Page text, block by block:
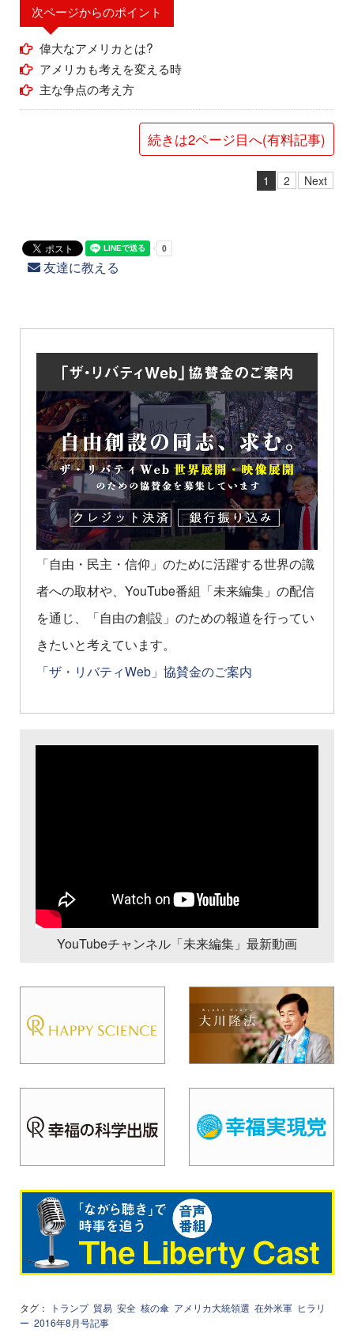
次ページからのポイント
偉大なアメリカとは?
アメリカも考えを変える時
主な争点の考え方
続きは2ページ目へ(有料記事)
1 2 Next
友達に教える
「自由・民主・信仰」のために活躍する世界の識
者への取材や、YouTube番組「未来編集」の配信
を通じ、「自由の創設」のための報道を行ってい
きたいと考えています。
「ザ・リバティWeb」協賛金のご案内
YouTubeチャンネル「未来編集」最新動画
タグ： トランプ 貿易 安全 核の傘 アメリカ大統領選 在外米軍 ヒラリ
ー 2016年8月号記事